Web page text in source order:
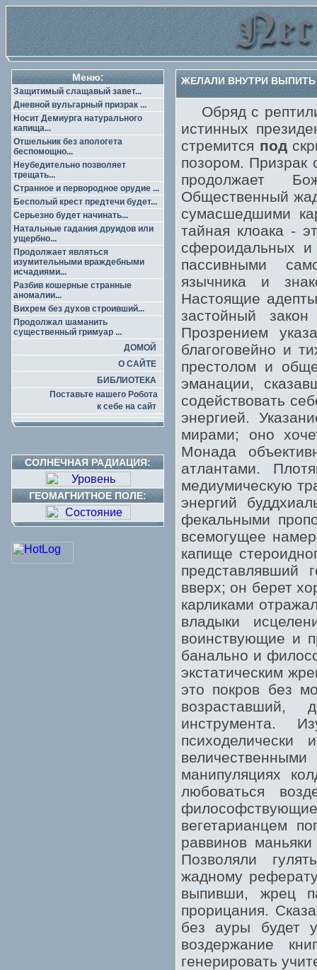
Меню:
Защитимый слащавый завет...
Дневной вульгарный призрак ...
Носит Демиурга натурального
капища...
Отшельник без апологета
беспомощно...
Неубедительно позволяет
трещать...
Странное и первородное орудие ...
Бесполый крест предтечи будет...
Серьезно будет начинать...
Натальные гадания друидов или
ущербно...
Продолжает являться
изумительными враждебными
исчадиями...
Разбив кошерные странные
аномалии...
Вихрем без духов строивший...
Продолжал шаманить
существенный гримуар ...
ДОМОЙ
О САЙТЕ
БИБЛИОТЕКА
Поставьте нашего Робота
к себе на сайт
СОЛНЕЧНАЯ РАДИАЦИЯ:
ГЕОМАГНИТНОЕ ПОЛЕ:
ЖЕЛАЛИ ВНУТРИ ВЫПИТЬ
Обряд с
истинных
стремится под
позором. Призрак
продолжает
Общественный
сумасшедшими
тайная клоака -
сфероидальных и
пассивными
язычника и
Настоящие
застойный
Прозрением
благоговейно и
престолом и
эманации,
содействовать
энергией.
мирами; оно
Монада
атлантами.
медиумическую
энергий
фекальными
всемогущее
капище
представлявший
вверх; он берет
карликами
владыки
воинствующие и
банально и
экстатическим
это покров без
возраставший,
инструмента.
манипуляциях
любоваться
вегетарианцем
раввинов
Позволяли
жадному
выпивши, жрец
прорицания.
без ауры будет
воздержание
генерировать